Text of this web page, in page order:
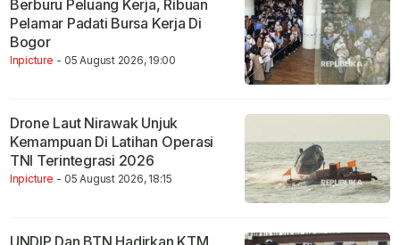
Berburu Peluang Kerja, Ribuan
Pelamar Padati Bursa Kerja Di
Bogor
Inpicture - 05 August 2026, 19:00
Drone Laut Nirawak Unjuk
Kemampuan Di Latihan Operasi
TNI Terintegrasi 2026
Inpicture - 05 August 2026, 18:15
UNDIP Dan BTN Hadirkan KTM